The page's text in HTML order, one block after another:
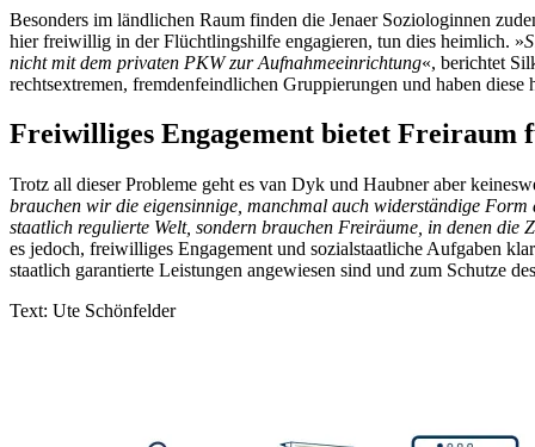
Besonders im ländlichen Raum finden die Jenaer Soziologinnen
hier freiwillig in der Flüchtlingshilfe engagieren, tun dies heimlich. »
nicht mit dem privaten PKW zur Aufnahmeeinrichtung«, berichtet
rechtsextremen, fremdenfeindlichen Gruppierungen und haben diese
Freiwilliges Engagement bietet Freiraum
Trotz all dieser Probleme geht es van Dyk und Haubner aber
brauchen wir die eigensinnige, manchmal auch widerständige
staatlich regulierte Welt, sondern brauchen Freiräume, in denen die
es jedoch, freiwilliges Engagement und sozialstaatliche Aufgaben
staatlich garantierte Leistungen angewiesen sind und zum Schutze
Text: Ute Schönfelder